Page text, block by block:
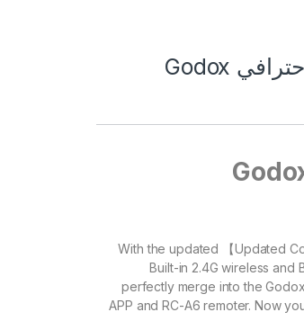
اضاءة للفيديو للمستوى الاحترافي Godox
【Updated Control System for Group Lighting】 With the updated
Built-in 2.4G wireless and
perfectly merge into the
APP and RC-A6 remoter. Now